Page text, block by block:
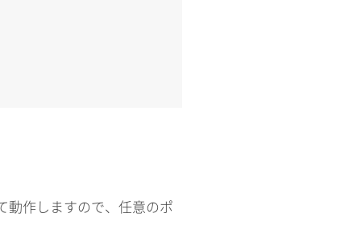
動作しますので、任意のポ